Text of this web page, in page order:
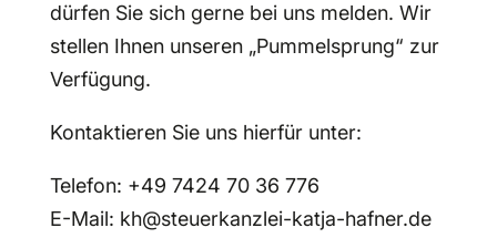
dürfen Sie sich gerne bei uns melden. Wir
stellen Ihnen unseren „Pummelsprung“ zur
Verfügung.
Kontaktieren Sie uns hierfür unter:
Telefon: +49 7424 70 36 776
E-Mail: kh@steuerkanzlei-katja-hafner.de